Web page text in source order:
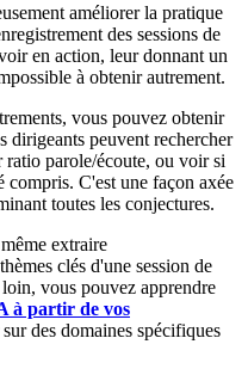
améliorer la pratique
des sessions de
en action, leur donnant un
à obtenir autrement.
vous pouvez obtenir
dirigeants peuvent rechercher
ratio parole/écoute, ou voir si
compris. C'est une façon axée
toutes les conjectures.
extraire
clés d'une session de
vous pouvez apprendre
à partir de vos
des domaines spécifiques